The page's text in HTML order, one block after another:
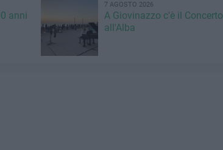
anni
7 AGOSTO 2026
A Giovinazzo c'è il Concerto
all'Alba